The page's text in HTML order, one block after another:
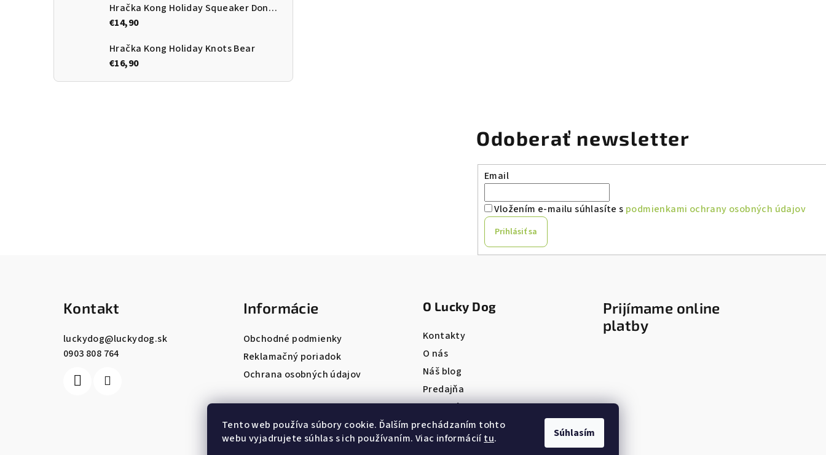
Tento web používa súbory cookie. Ďalším prechádzaním tohto
webu vyjadrujete súhlas s ich používaním. Viac informáciítu. Súhlasím
Hračka Kong Holiday Squeaker Donut
€14,90
Hračka Kong Holiday Knots Bear
€16,90
Odoberať newsletter
Email
Vložením e-mailu súhlasíte s podmienkami ochrany osobných údajov
Prihlásiť sa
Kontakt
luckydog@luckydog.sk
0903 808 764
Informácie
Obchodné podmienky
Reklamačný poriadok
Ochrana osobných údajov
O Lucky Dog
Kontakty
O nás
Náš blog
Predajňa
Pet salón
ONLINE REZERVÁCIA
Prijímame online
platby